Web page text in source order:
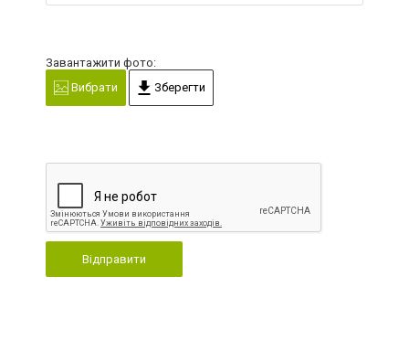
Завантажити фото:
Вибрати
Зберегти
Відправити